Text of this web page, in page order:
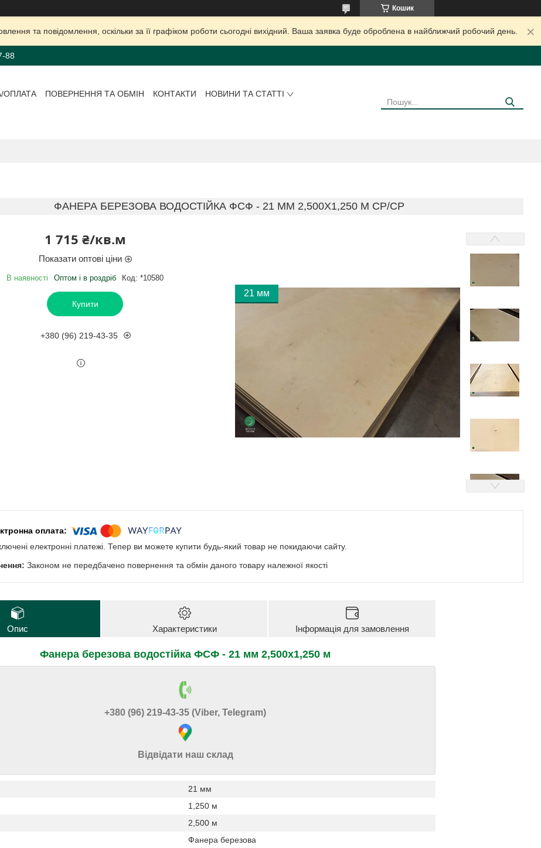
Кошик
та повідомлення, оскільки за її графіком роботи сьогодні вихідний. Ваша заявка буде оброблена в найближчий робочий день.
88
ОПЛАТА ПОВЕРНЕННЯ ТА ОБМІН КОНТАКТИ
НОВИНИ ТА СТАТТІ
ФАНЕРА БЕРЕЗОВА ВОДОСТІЙКА ФСФ - 21 ММ 2,500Х1,250 М СР/СР
1 715 ₴/кв.м
Показати оптові ціни
В наявності Оптом і в роздріб Код: *10580
Купити
+380 (96) 219-43-35
21 мм
електронні платежі. Тепер ви можете купити будь-який товар не покидаючи сайту.
Законом не передбачено повернення та обмін даного товару належної якості
Опис Характеристики Інформація для замовлення
Фанера березова водостійка ФСФ - 21 мм 2,500х1,250 м
+380 (96) 219-43-35 (Viber, Telegram)
Відвідати наш склад
21 мм
1,250 м
2,500 м
Фанера березова